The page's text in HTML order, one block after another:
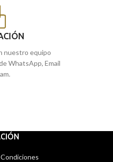
nuestro equipo
WhatsApp, Email